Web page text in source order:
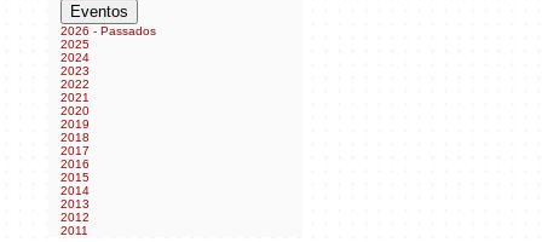
Eventos
2026 - Passados
2025
2024
2023
2022
2021
2020
2019
2018
2017
2016
2015
2014
2013
2012
2011